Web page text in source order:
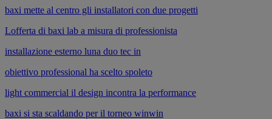
baxi mette al centro gli installatori con due progetti
Lofferta di baxi lab a misura di professionista
installazione esterno luna duo tec in
obiettivo professional ha scelto spoleto
light commercial il design incontra la performance
baxi si sta scaldando per il torneo winwin